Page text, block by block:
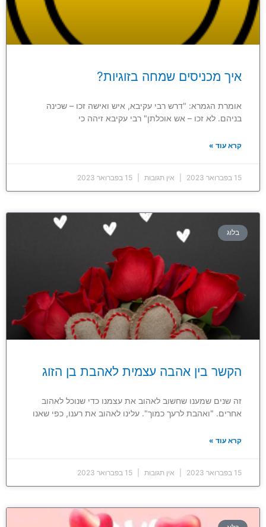
איך מכניסים שמחה בזוגיות?
אומרת הגמרא: "דרש רבי עקיבא, איש ואישה זכו – שכינה
בניהם. לא זכו – אש אוכלתן" רבי עקיבא זיהה כי
קרא עוד »
15 בפברואר 2023 אין תגובות 15 בפברואר 2023
בלוג
הקשר בין אהבה עצמית לאהבת בן הזוג
זה שנים שמענו שחשוב לאהוב את עצמנו כדי שנוכל לאהוב
אחרים. "ואהבת לרעך כמוך". עלינו לאהוב את רענו, כפי שאנו
קרא עוד »
15 בפברואר 2023 אין תגובות 15 בפברואר 2023